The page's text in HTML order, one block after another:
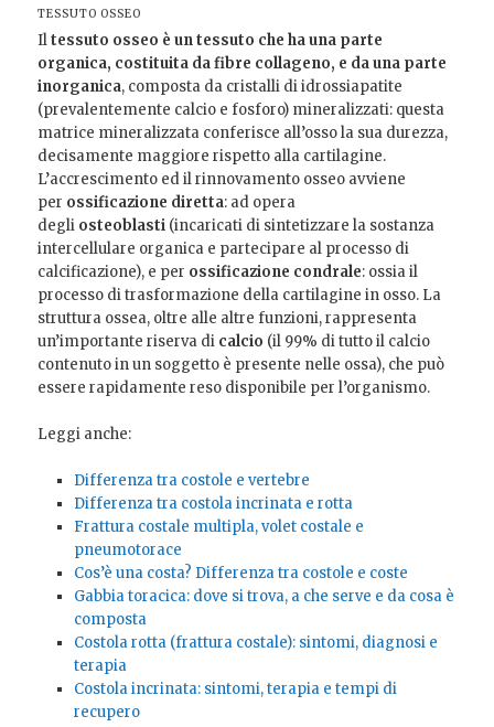
TESSUTO OSSEO
Iltessuto osseo è un tessuto che ha una parte
organica, costituita da fibre collageno, e da una parte
inorganica, composta da cristalli di idrossiapatite
(prevalentemente calcio e fosforo) mineralizzati: questa
matrice mineralizzata conferisce all’osso la sua durezza,
decisamente maggiore rispetto alla cartilagine.
L’accrescimento ed il rinnovamento osseo avviene
per ossificazione diretta: ad opera
degli osteoblasti (incaricati di sintetizzare la sostanza
intercellulare organica e partecipare al processo di
calcificazione), e per ossificazione condrale: ossia il
processo di trasformazione della cartilagine in osso. La
struttura ossea, oltre alle altre funzioni, rappresenta
un’importante riserva di calcio (il 99% di tutto il calcio
contenuto in un soggetto è presente nelle ossa), che può
essere rapidamente reso disponibile per l’organismo.
Leggi anche:
Differenza tra costole e vertebre
Differenza tra costola incrinata e rotta
Frattura costale multipla, volet costale e
pneumotorace
Cos’è una costa? Differenza tra costole e coste
Gabbia toracica: dove si trova, a che serve e da cosa è
composta
Costola rotta (frattura costale): sintomi, diagnosi e
terapia
Costola incrinata: sintomi, terapia e tempi di
recupero